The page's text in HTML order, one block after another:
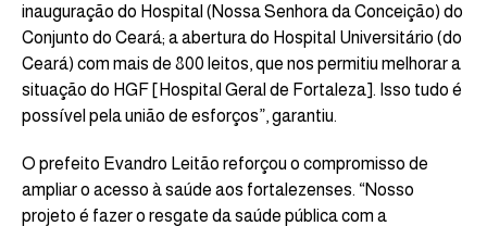
inauguração do Hospital (Nossa Senhora da Conceição) do
Conjunto do Ceará; a abertura do Hospital Universitário (do
Ceará) com mais de 800 leitos, que nos permitiu melhorar a
situação do HGF [Hospital Geral de Fortaleza]. Isso tudo é
possível pela união de esforços”, garantiu.
O prefeito Evandro Leitão reforçou o compromisso de
ampliar o acesso à saúde aos fortalezenses. “Nosso
projeto é fazer o resgate da saúde pública com a